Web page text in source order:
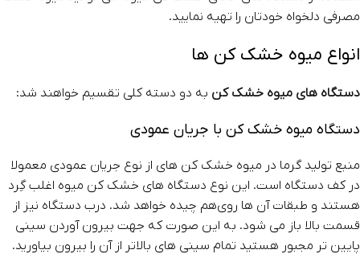
مصرفی‌ دلخواه خودتان را تهیه نمایید.
انواع میوه خشک‌ کن‌ ها
دستگاه‌ های میوه خشک‌ کن به دو دسته کلی تقسیم خواهند شد:
دستگاه میوه خشک کن با جریان عمودی
منبع تولید گرما در میوه خشک‌ کن ‌های از نوع جریان عمودی معمولا
در کف دستگاه است. این نوع دستگاه های خشک‌ کن‌ میوه اغلب گِرد
هستند و طبقات‌ آن ها روی‌هم چیده خواهد شد. درب دستگاه نیز از
قسمت بالا باز می ‌شود. به این صورت که جهت بیرون ‌آوردن سینی
پایین تر مجبور هستید تمام سینی‌ های بالاتر از آن را بیرون بیاورید.